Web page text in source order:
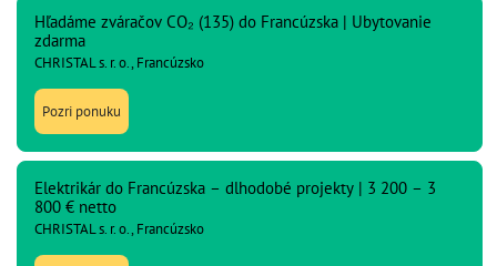
Hľadáme zváračov CO₂ (135) do Francúzska | Ubytovanie
zdarma
CHRISTAL s. r. o., Francúzsko
Pozri ponuku
Elektrikár do Francúzska – dlhodobé projekty | 3 200 – 3
800 € netto
CHRISTAL s. r. o., Francúzsko